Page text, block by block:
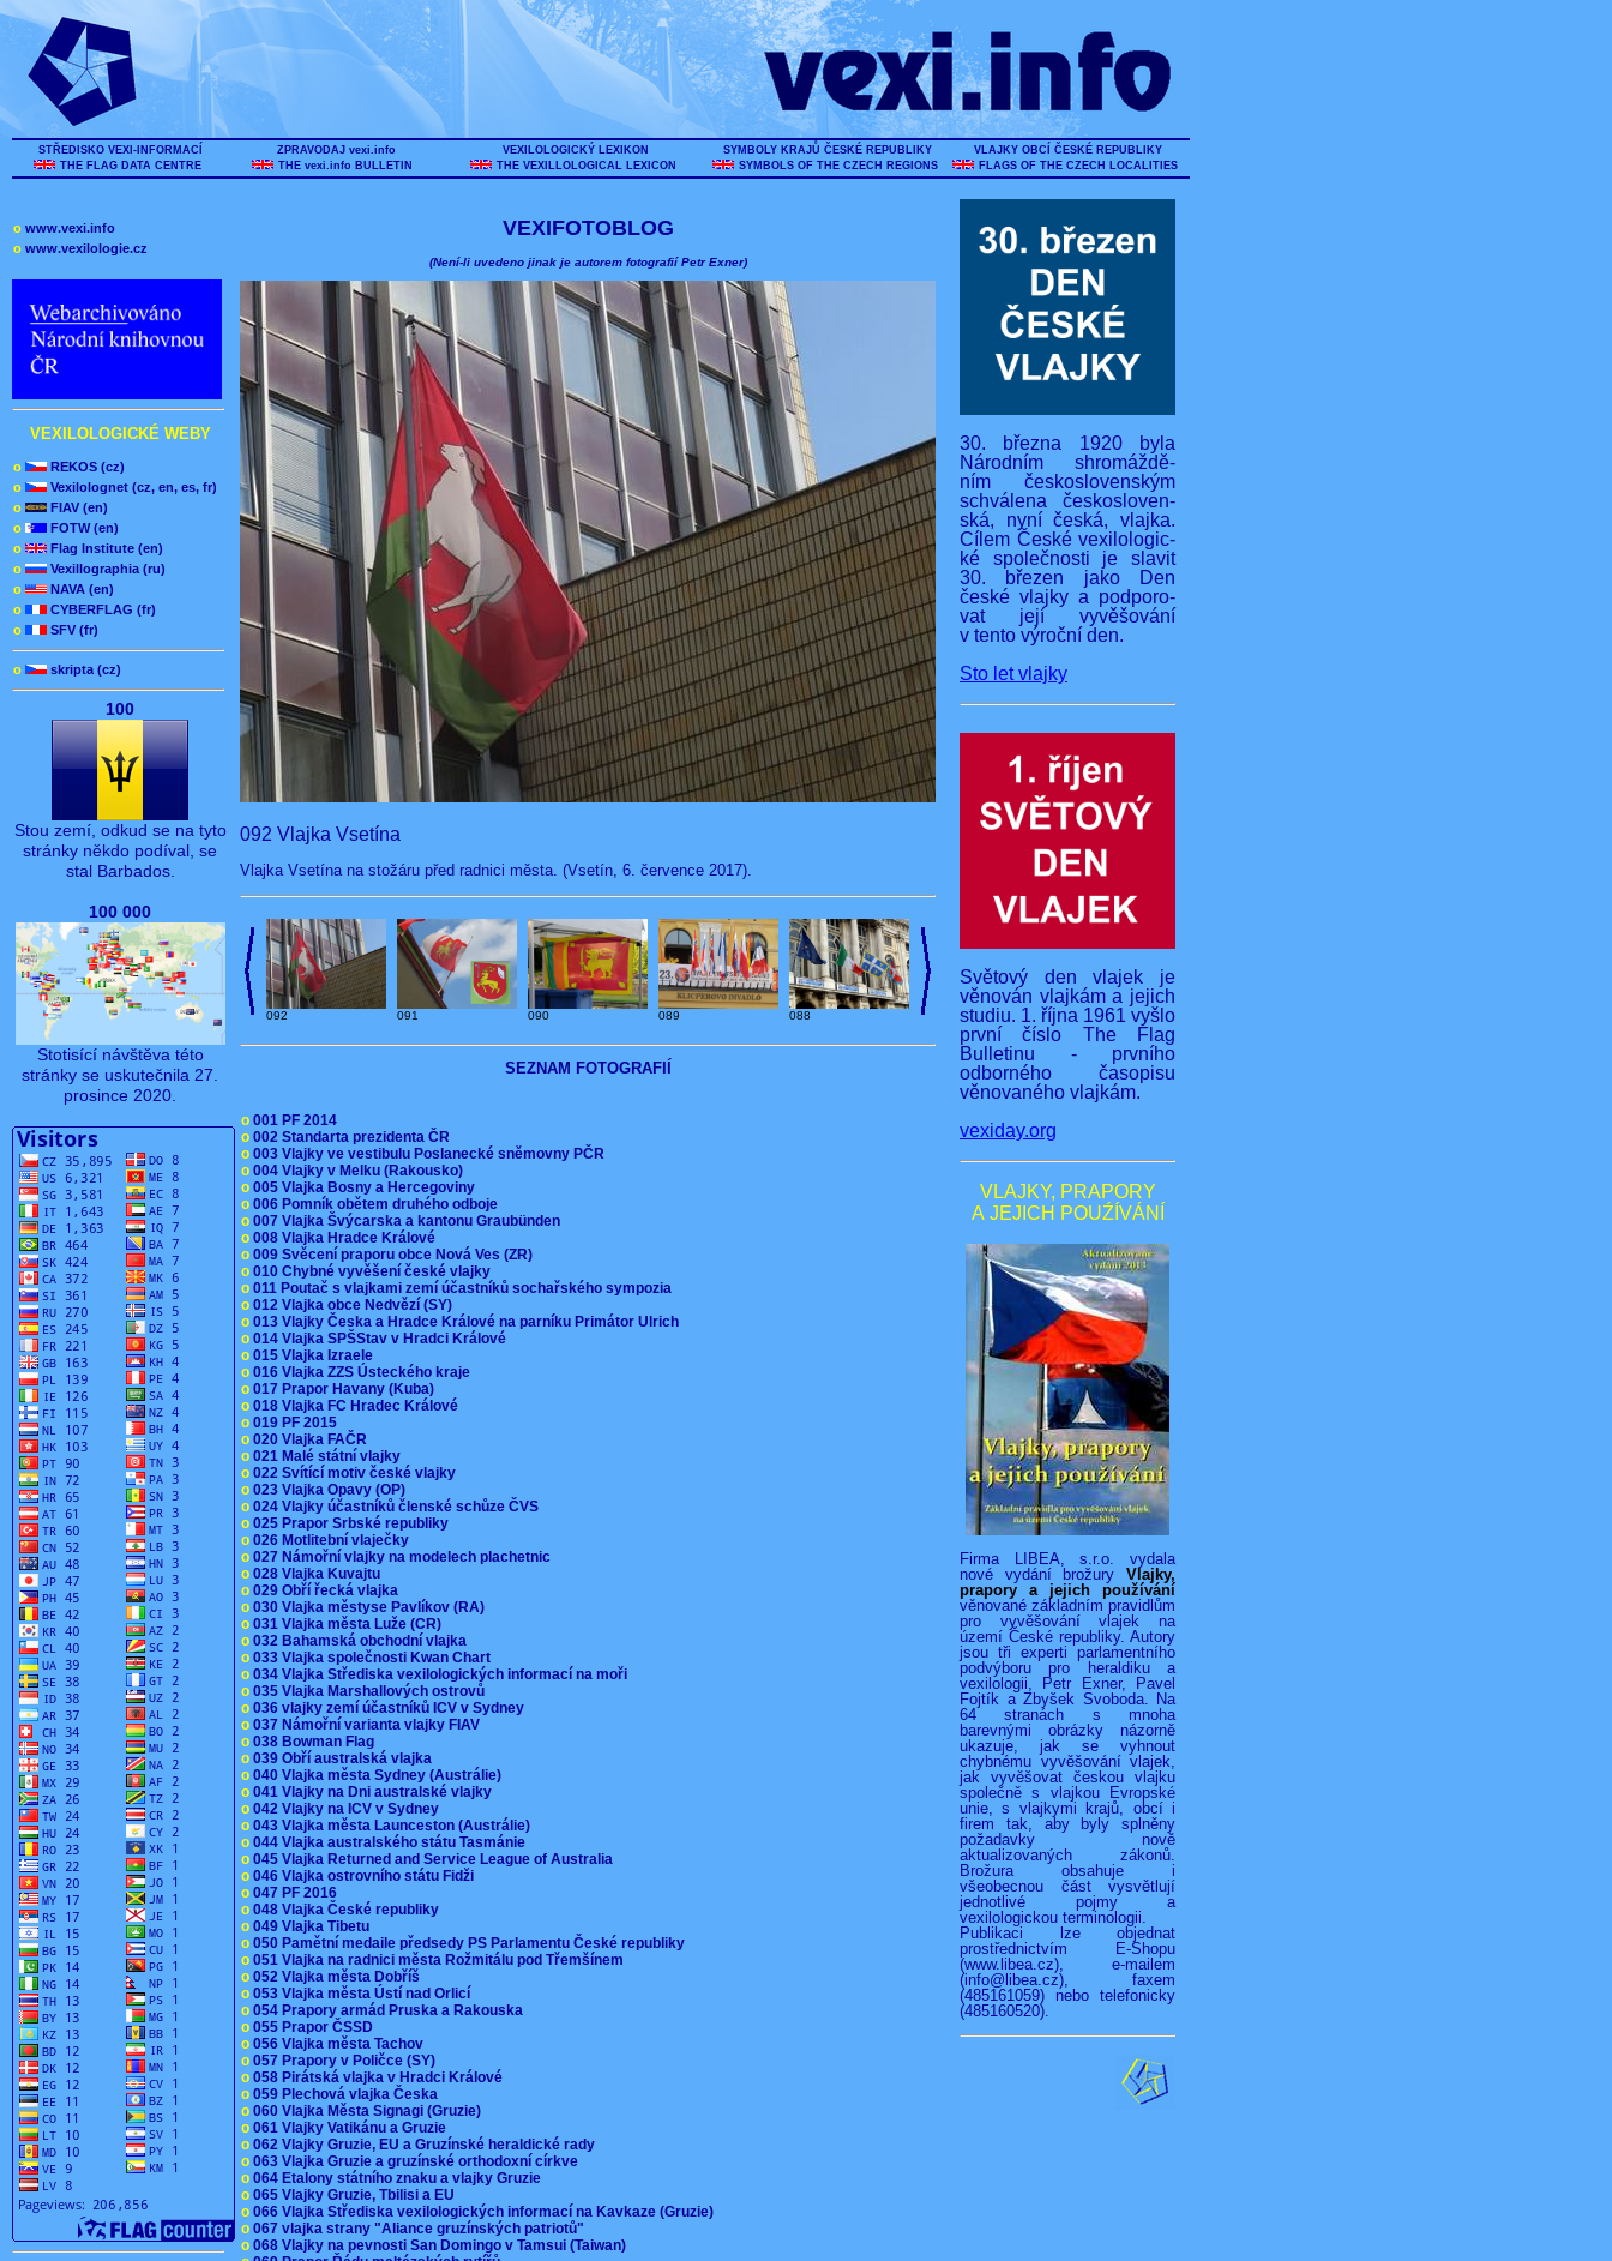
STŘEDISKO VEXI-INFORMACÍ
THE FLAG DATA CENTRE
ZPRAVODAJ vexi.info
THE vexi.info BULLETIN
VEXILOLOGICKÝ LEXIKON
THE VEXILLOLOGICAL LEXICON
SYMBOLY KRAJŮ ČESKÉ REPUBLIKY
SYMBOLS OF THE CZECH REGIONS
VLAJKY OBCÍ ČESKÉ REPUBLIKY
FLAGS OF THE CZECH LOCALITIES
o www.vexi.info
o www.vexilologie.cz
VEXILOLOGICKÉ WEBY
o
REKOS (cz)
o
Vexilolognet (cz, en, es, fr)
o
FIAV (en)
o
FOTW (en)
o
Flag Institute (en)
o
Vexillographia (ru)
o
NAVA (en)
o
CYBERFLAG (fr)
o
SFV (fr)
o skripta (cz)
100
Stou zemí, odkud se na tyto
stránky někdo podíval, se
stal Barbados.
100 000
Stotisící návštěva této
stránky se uskutečnila 27.
prosince 2020.
VEXIFOTOBLOG
(Není-li uvedeno jinak je autorem fotografií Petr Exner)
092 Vlajka Vsetína
Vlajka Vsetína na stožáru před radnici města. (Vsetín, 6. července 2017).
092 091 090 089 088
SEZNAM FOTOGRAFIÍ
o 001 PF 2014
o 002 Standarta prezidenta ČR
o 003 Vlajky ve vestibulu Poslanecké sněmovny PČR
o 004 Vlajky v Melku (Rakousko)
o 005 Vlajka Bosny a Hercegoviny
o 006 Pomník obětem druhého odboje
o 007 Vlajka Švýcarska a kantonu Graubünden
o 008 Vlajka Hradce Králové
o 009 Svěcení praporu obce Nová Ves (ZR)
o 010 Chybné vyvěšení české vlajky
o 011 Poutač s vlajkami zemí účastníků sochařského sympozia
o 012 Vlajka obce Nedvězí (SY)
o 013 Vlajky Česka a Hradce Králové na parníku Primátor Ulrich
o 014 Vlajka SPŠStav v Hradci Králové
o 015 Vlajka Izraele
o 016 Vlajka ZZS Ústeckého kraje
o 017 Prapor Havany (Kuba)
o 018 Vlajka FC Hradec Králové
o 019 PF 2015
o 020 Vlajka FAČR
o 021 Malé státní vlajky
o 022 Svítící motiv české vlajky
o 023 Vlajka Opavy (OP)
o 024 Vlajky účastníků členské schůze ČVS
o 025 Prapor Srbské republiky
o 026 Motlitební vlaječky
o 027 Námořní vlajky na modelech plachetnic
o 028 Vlajka Kuvajtu
o 029 Obří řecká vlajka
o 030 Vlajka městyse Pavlíkov (RA)
o 031 Vlajka města Luže (CR)
o 032 Bahamská obchodní vlajka
o 033 Vlajka společnosti Kwan Chart
o 034 Vlajka Střediska vexilologických informací na moři
o 035 Vlajka Marshallových ostrovů
o 036 vlajky zemí účastníků ICV v Sydney
o 037 Námořní varianta vlajky FIAV
o 038 Bowman Flag
o 039 Obří australská vlajka
o 040 Vlajka města Sydney (Austrálie)
o 041 Vlajky na Dni australské vlajky
o 042 Vlajky na ICV v Sydney
o 043 Vlajka města Launceston (Austrálie)
o 044 Vlajka australského státu Tasmánie
o 045 Vlajka Returned and Service League of Australia
o 046 Vlajka ostrovního státu Fidži
o 047 PF 2016
o 048 Vlajka České republiky
o 049 Vlajka Tibetu
o 050 Pamětní medaile předsedy PS Parlamentu České republiky
o 051 Vlajka na radnici města Rožmitálu pod Třemšínem
o 052 Vlajka města Dobříš
o 053 Vlajka města Ústí nad Orlicí
o 054 Prapory armád Pruska a Rakouska
o 055 Prapor ČSSD
o 056 Vlajka města Tachov
o 057 Prapory v Poličce (SY)
o 058 Pirátská vlajka v Hradci Králové
o 059 Plechová vlajka Česka
o 060 Vlajka Města Signagi (Gruzie)
o 061 Vlajky Vatikánu a Gruzie
o 062 Vlajky Gruzie, EU a Gruzínské heraldické rady
o 063 Vlajka Gruzie a gruzínské orthodoxní církve
o 064 Etalony státního znaku a vlajky Gruzie
o 065 Vlajky Gruzie, Tbilisi a EU
o 066 Vlajka Střediska vexilologických informací na Kavkaze (Gruzie)
o 067 vlajka strany "Aliance gruzínských patriotů"
o 068 Vlajky na pevnosti San Domingo v Tamsui (Taiwan)
30. března 1920 byla
Národním shromáždě-
ním československým
schválena českosloven-
ská, nyní česká, vlajka.
Cílem České vexilologic-
ké společnosti je slavit
30. březen jako Den
české vlajky a podporo-
vat její vyvěšování
v tento výroční den.
Sto let vlajky
Světový den vlajek je
věnován vlajkám a jejich
studiu. 1. října 1961 vyšlo
první číslo The Flag
Bulletinu - prvního
odborného časopisu
věnovaného vlajkám.
vexiday.org
VLAJKY, PRAPORY
A JEJICH POUŹÍVÁNÍ
Firma LIBEA, s.r.o. vydala
nové vydání brožury Vlajky,
prapory a jejich používání
věnované základním pravidlům
pro vyvěšování vlajek na
území České republiky. Autory
jsou tři experti parlamentního
podvýboru pro heraldiku a
vexilologii, Petr Exner, Pavel
Fojtík a Zbyšek Svoboda. Na
64 stranách s mnoha
barevnými obrázky názorně
ukazuje, jak se vyhnout
chybnému vyvěšování vlajek,
jak vyvěšovat českou vlajku
společně s vlajkou Evropské
unie, s vlajkymi krajů, obcí i
firem tak, aby byly splněny
požadavky nově
aktualizovaných zákonů.
Brožura obsahuje i
všeobecnou část vysvětlují
jednotlivé pojmy a
vexilologickou terminologii.
Publikaci lze objednat
prostřednictvím E-Shopu
(www.libea.cz), e-mailem
(info@libea.cz), faxem
(485161059) nebo telefonicky
(485160520).